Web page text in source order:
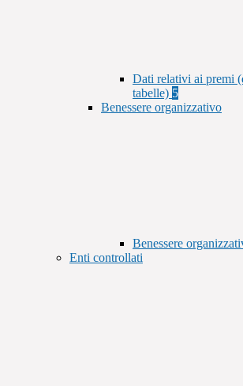
Dati relativi ai premi
tabelle) 5
Benessere organizzativo
Benessere
Enti controllati